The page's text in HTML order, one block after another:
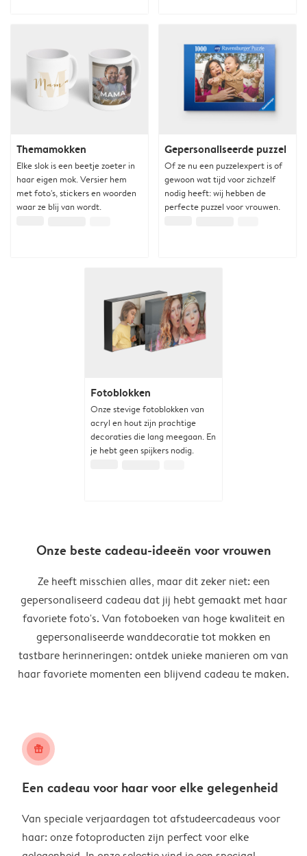
Themamokken
Elke slok is een beetje zoeter in
haar eigen mok. Versier hem
met foto's, stickers en woorden
waar ze blij van wordt.
Gepersonaliseerde puzzel
Of ze nu een puzzelexpert is of
gewoon wat tijd voor zichzelf
nodig heeft: wij hebben de
perfecte puzzel voor vrouwen.
Fotoblokken
Onze stevige fotoblokken van
acryl en hout zijn prachtige
decoraties die lang meegaan. En
je hebt geen spijkers nodig.
Onze beste cadeau-ideeën voor vrouwen
Ze heeft misschien alles, maar dit zeker niet: een
gepersonaliseerd cadeau dat jij hebt gemaakt met haar
favoriete foto's. Van fotoboeken van hoge kwaliteit en
gepersonaliseerde wanddecoratie tot mokken en
tastbare herinneringen: ontdek unieke manieren om van
haar favoriete momenten een blijvend cadeau te maken.
christmas_gift
Een cadeau voor haar voor elke gelegenheid
Van speciale verjaardagen tot afstudeercadeaus voor
haar: onze fotoproducten zijn perfect voor elke